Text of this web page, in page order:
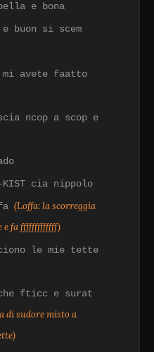
e bona
buon si scem
mi avete faatto
ncop a scop e
KIST cia nippolo
(Loffa: la scorreggia
e fa fffffffffffff)
le mie tette
fticc e surat
di sudore misto a